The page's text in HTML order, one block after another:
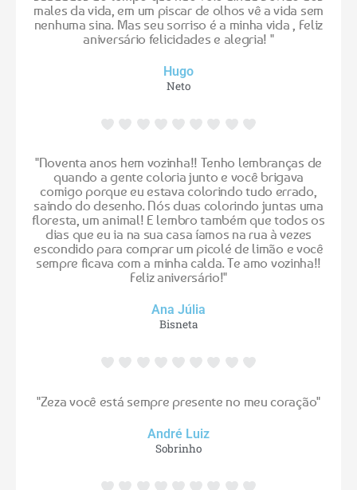
males da vida, em um piscar de olhos vê a vida sem
nenhuma sina. Mas seu sorriso é a minha vida , Feliz
aniversário felicidades e alegria! "
Hugo
Neto
"Noventa anos hem vozinha!! Tenho lembranças de
quando a gente coloria junto e você brigava
comigo porque eu estava colorindo tudo errado,
saindo do desenho. Nós duas colorindo juntas uma
floresta, um animal! E lembro também que todos os
dias que eu ia na sua casa íamos na rua à vezes
escondido para comprar um picolé de limão e você
sempre ficava com a minha calda. Te amo vozinha!!
Feliz aniversário!"
Ana Júlia
Bisneta
"Zeza você está sempre presente no meu coração"
André Luiz
Sobrinho